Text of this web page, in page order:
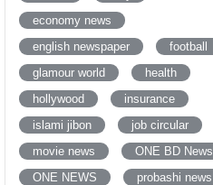
economy news
english newspaper
football
glamour world
health
hollywood
insurance
islami jibon
job circular
movie news
ONE BD News
ONE NEWS
probashi news